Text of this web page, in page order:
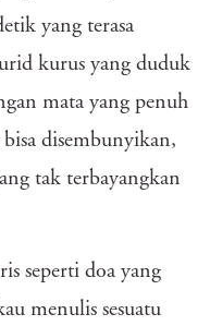
yang terasa
kurus yang duduk
mata yang penuh
disembunyikan,
tak terbayangkan
seperti doa yang
menulis sesuatu